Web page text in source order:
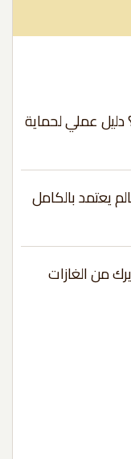
عملي لحماية
بالكامل
الغازات